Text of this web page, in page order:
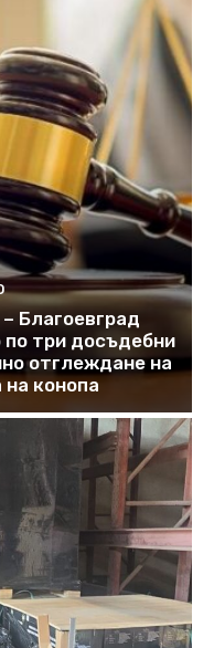
Благоевград
три досъдебни
отглеждане на
конопа